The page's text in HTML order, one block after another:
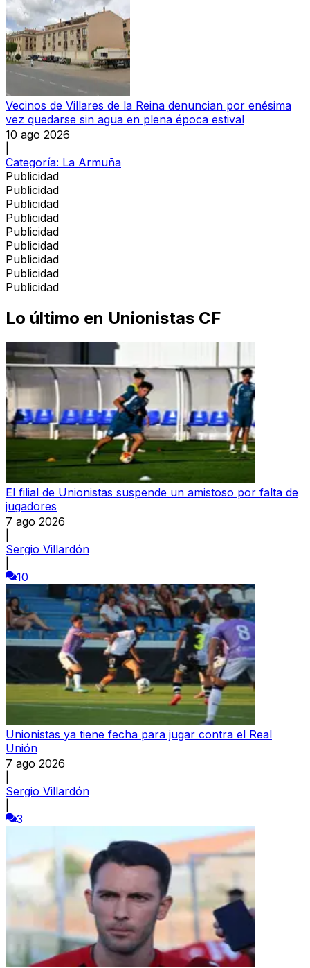
Vecinos de Villares de la Reina denuncian por enésima
vez quedarse sin agua en plena época estival
10 ago 2026
Categoría: La Armuña
Publicidad
Publicidad
Publicidad
Publicidad
Publicidad
Publicidad
Publicidad
Publicidad
Publicidad
Lo último en Unionistas CF
El filial de Unionistas suspende un amistoso por falta de
jugadores
7 ago 2026
Sergio Villardón
10
Unionistas ya tiene fecha para jugar contra el Real
Unión
7 ago 2026
Sergio Villardón
3